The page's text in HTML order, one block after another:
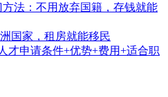
法：不用放弃国籍，存钱就能
国家，租房就能移民
才申请条件+优势+费用+适合职